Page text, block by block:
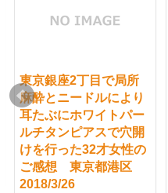
東京銀座2丁目で局所
麻酔とニードルにより
耳たぶにホワイトパー
ルチタンピアスで穴開
けを行った32才女性の
ご感想 東京都港区
2018/3/26